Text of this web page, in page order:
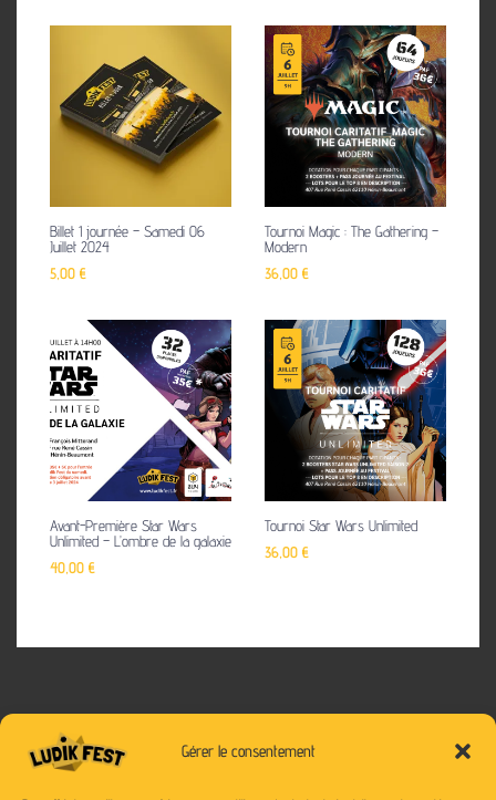
Gérer le consentement
Billet 1 journée – Samedi 06
Juillet 2024
5,00 €
Tournoi Magic : The Gathering –
Modern
36,00 €
Avant-Première Star Wars
Unlimited – L’ombre de la galaxie
40,00 €
Tournoi Star Wars Unlimited
36,00 €